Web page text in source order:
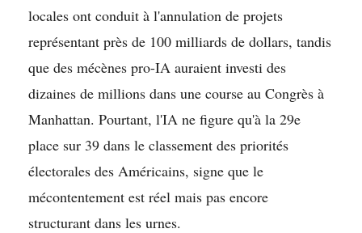
locales ont conduit à l'annulation de projets
représentant près de 100 milliards de dollars, tandis
que des mécènes pro-IA auraient investi des
dizaines de millions dans une course au Congrès à
Manhattan. Pourtant, l'IA ne figure qu'à la 29e
place sur 39 dans le classement des priorités
électorales des Américains, signe que le
mécontentement est réel mais pas encore
structurant dans les urnes.